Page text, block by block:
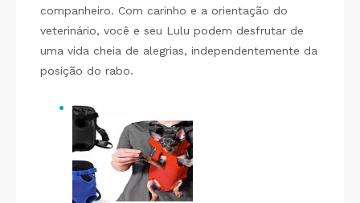
companheiro. Com carinho e a orientação do
veterinário, você e seu Lulu podem desfrutar de
uma vida cheia de alegrias, independentemente da
posição do rabo.